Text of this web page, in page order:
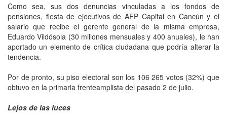
Como sea, sus dos denuncias vinculadas a los fondos de
pensiones, fiesta de ejecutivos de AFP Capital en Cancún y el
salario que recibe el gerente general de la misma empresa,
Eduardo Vildósola (30 millones mensuales y 400 anuales), le han
aportado un elemento de crítica ciudadana que podría alterar la
tendencia.
Por de pronto, su piso electoral son los 106 265 votos (32%) que
obtuvo en la primaria frenteamplista del pasado 2 de julio.
Lejos de las luces